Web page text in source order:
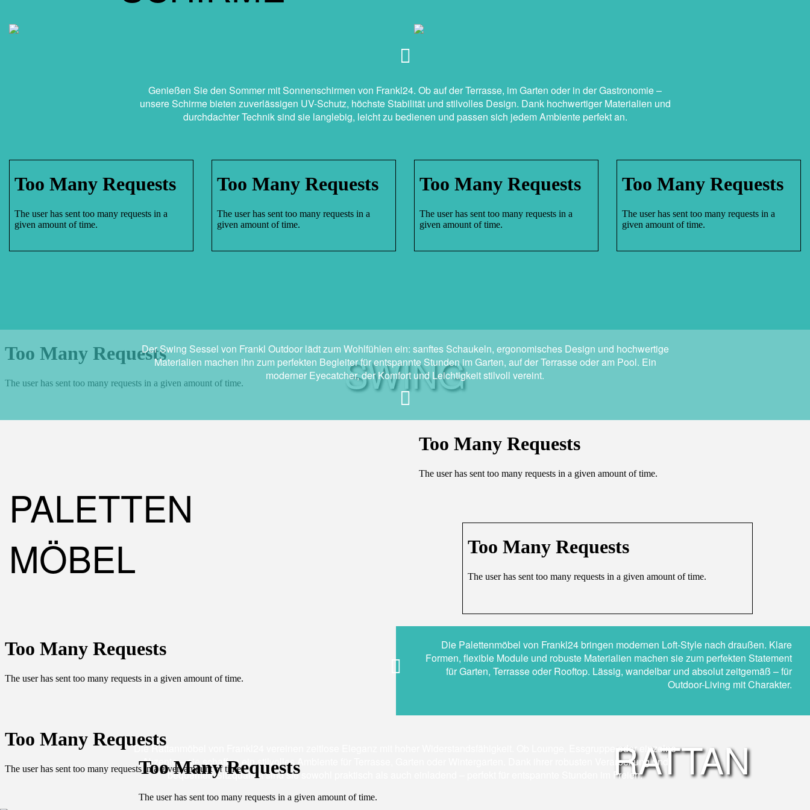
Genießen Sie den Sommer mit Sonnenschirmen von Frankl24. Ob auf der Terrasse, im Garten oder in der Gastronomie –
unsere Schirme bieten zuverlässigen UV-Schutz, höchste Stabilität und stilvolles Design. Dank hochwertiger Materialien und
durchdachter Technik sind sie langlebig, leicht zu bedienen und passen sich jedem Ambiente perfekt an.
SWING
Der Swing Sessel von Frankl Outdoor lädt zum Wohlfühlen ein: sanftes Schaukeln, ergonomisches Design und hochwertige
Materialien machen ihn zum perfekten Begleiter für entspannte Stunden im Garten, auf der Terrasse oder am Pool. Ein
moderner Eyecatcher, der Komfort und Leichtigkeit stilvoll vereint.
PALETTEN
MÖBEL
Die Palettenmöbel von Frankl24 bringen modernen Loft-Style nach draußen. Klare
Formen, flexible Module und robuste Materialien machen sie zum perfekten Statement
für Garten, Terrasse oder Rooftop. Lässig, wandelbar und absolut zeitgemäß – für
Outdoor-Living mit Charakter.
RATTAN
Die Rattanmöbel von Frankl24 vereinen zeitlose Eleganz mit hoher Widerstandsfähigkeit. Ob Lounge, Essgruppe oder einzelne
Akzente – sie schaffen ein stilvolles Ambiente für Terrasse, Garten oder Wintergarten. Dank ihrer robusten Verarbeitung und
bequemen Sitzqualität sind sie sowohl praktisch als auch einladend – perfekt für entspannte Stunden im Freien.